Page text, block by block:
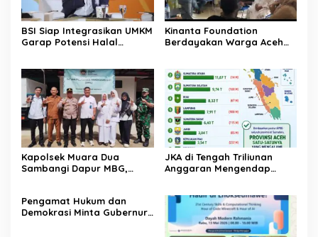
BSI Siap Integrasikan UMKM
Garap Potensi Halal
Kinanta Foundation
Berdayakan Warga Aceh
Kapolsek Muara Dua
Sambangi Dapur MBG,
Sesuai SOP
JKA di Tengah Triliunan
Anggaran Mengendap
pemerintah Aceh
‎Pengamat Hukum dan
Demokrasi Minta Gubernur